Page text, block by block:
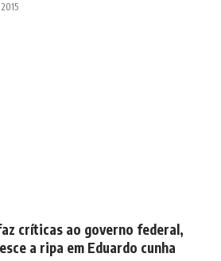
críticas ao governo federal,
a ripa em Eduardo cunha